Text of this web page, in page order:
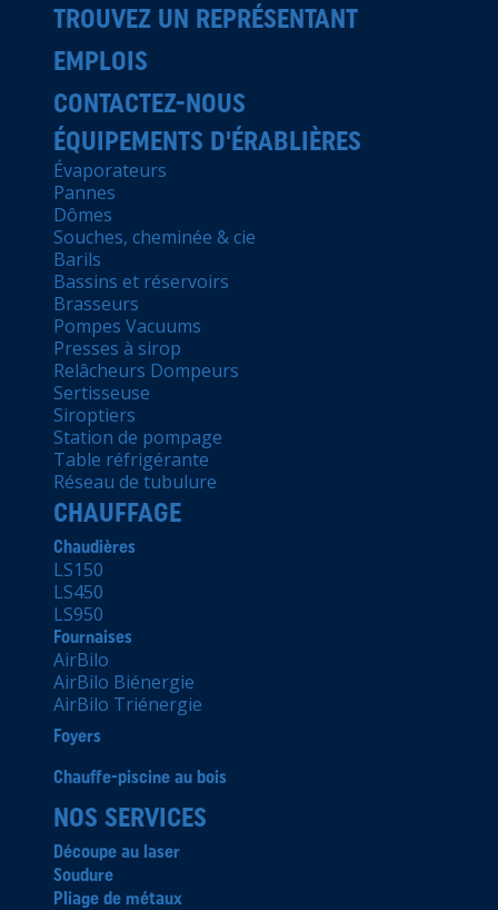
TROUVEZ UN REPRÉSENTANT
EMPLOIS
CONTACTEZ-NOUS
ÉQUIPEMENTS D'ÉRABLIÈRES
Évaporateurs
Pannes
Dômes
Souches, cheminée & cie
Barils
Bassins et réservoirs
Brasseurs
Pompes Vacuums
Presses à sirop
Relâcheurs Dompeurs
Sertisseuse
Siroptiers
Station de pompage
Table réfrigérante
Réseau de tubulure
CHAUFFAGE
Chaudières
LS150
LS450
LS950
Fournaises
AirBilo
AirBilo Biénergie
AirBilo Triénergie
Foyers
Chauffe-piscine au bois
NOS SERVICES
Découpe au laser
Soudure
Pliage de métaux